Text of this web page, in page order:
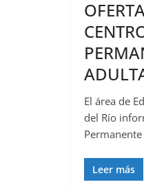
El área de
del Río
Leer más